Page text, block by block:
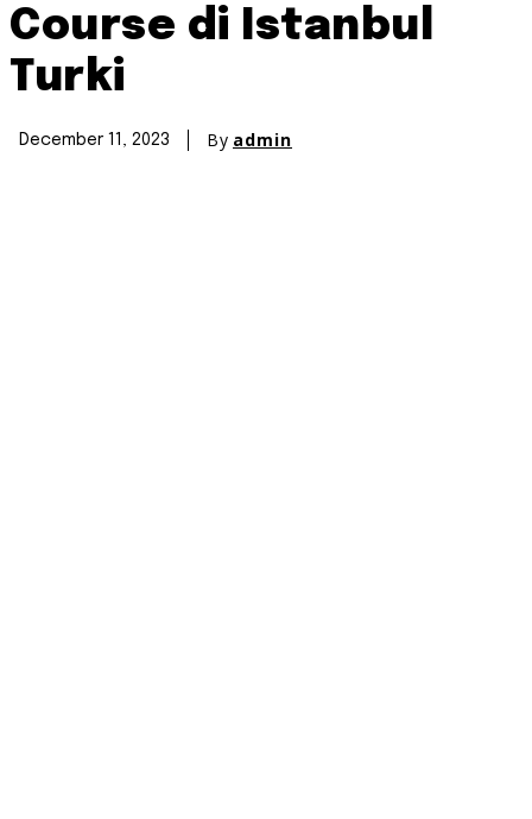
Course di Istanbul
Turki
December 11, 2023 By admin